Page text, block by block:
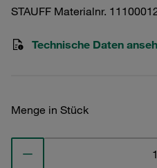
STAUFF Materialnr.
Technische Daten
Menge in Stück